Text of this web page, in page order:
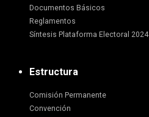
Documentos Básicos
Reglamentos
Síntesis Plataforma Electoral 2024
Estructura
Comisión Permanente
Convención